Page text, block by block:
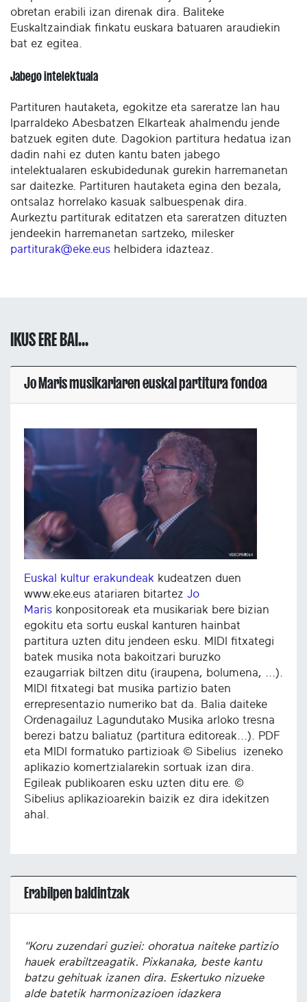
obretan erabili izan direnak dira. Baliteke
Euskaltzaindiak finkatu euskara batuaren araudiekin
bat ez egitea.
Jabego intelektuala
Partituren hautaketa, egokitze eta sareratze lan hau
Iparraldeko Abesbatzen Elkarteak ahalmendu jende
batzuek egiten dute. Dagokion partitura hedatua izan
dadin nahi ez duten kantu baten jabego
intelektualaren eskubidedunak gurekin harremanetan
sar daitezke. Partituren hautaketa egina den bezala,
ontsalaz horrelako kasuak salbuespenak dira.
Aurkeztu partiturak editatzen eta sareratzen dituzten
jendeekin harremanetan sartzeko, milesker
partiturak@eke.eus helbidera idazteaz.
IKUS ERE BAI...
Jo Maris musikariaren euskal partitura fondoa
Euskal kultur erakundeak kudeatzen duen
www.eke.eus atariaren bitartez Jo
Maris konpositoreak eta musikariak bere bizian
egokitu eta sortu euskal kanturen hainbat
partitura uzten ditu jendeen esku. MIDI fitxategi
batek musika nota bakoitzari buruzko
ezaugarriak biltzen ditu (iraupena, bolumena, ...).
MIDI fitxategi bat musika partizio baten
errepresentazio numeriko bat da. Balia daiteke
Ordenagailuz Lagundutako Musika arloko tresna
berezi batzu baliatuz (partitura editoreak...). PDF
eta MIDI formatuko partizioak © Sibelius izeneko
aplikazio komertzialarekin sortuak izan dira.
Egileak publikoaren esku uzten ditu ere. ©
Sibelius aplikazioarekin baizik ez dira idekitzen
ahal.
Erabilpen baldintzak
"Koru zuzendari guziei: ohoratua naiteke partizio
hauek erabiltzeagatik. Pixkanaka, beste kantu
batzu gehituak izanen dira. Eskertuko nizueke
alde batetik harmonizazioen idazkera